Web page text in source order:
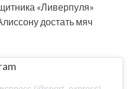
«Ливерпуля»
достать мяч